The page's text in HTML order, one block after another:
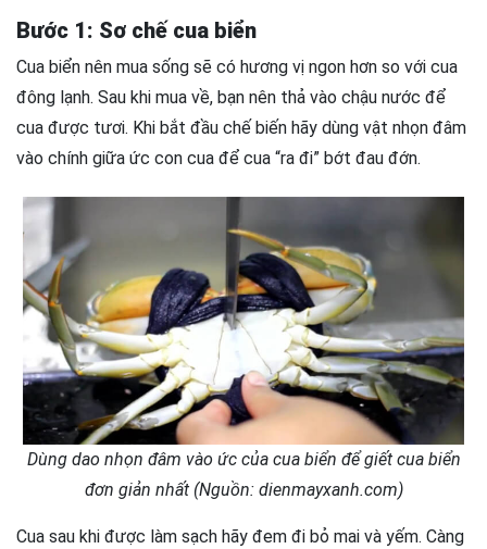
Bước 1: Sơ chế cua biển
Cua biển nên mua sống sẽ có hương vị ngon hơn so với cua
đông lạnh. Sau khi mua về, bạn nên thả vào chậu nước để
cua được tươi. Khi bắt đầu chế biến hãy dùng vật nhọn đâm
vào chính giữa ức con cua để cua “ra đi” bớt đau đớn.
Dùng dao nhọn đâm vào ức của cua biển để giết cua biển
đơn giản nhất (Nguồn: dienmayxanh.com)
Cua sau khi được làm sạch hãy đem đi bỏ mai và yếm. Càng